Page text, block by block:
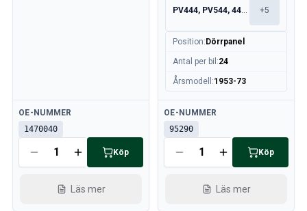
Tillbehör & Övrigt
Kaross
Inredning
Sprangskisser (Förhandsvisning)
Tillgänglig
OE-NUMMER
1470040
Köp
Läs mer
PV444, PV544, 445, 210 +5
Position: Dörrpanel
Antal per bil :24
Årsmodell :1953-73
Tillgänglig
OE-NUMMER
95290
Köp
Läs mer